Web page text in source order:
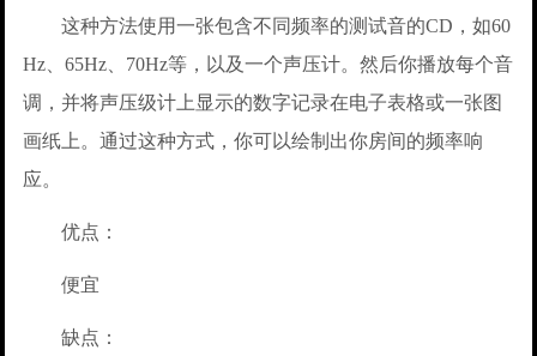
这种方法使用一张包含不同频率的测试音的CD，如60
Hz、65Hz、70Hz等，以及一个声压计。然后你播放每个音
调，并将声压级计上显示的数字记录在电子表格或一张图
画纸上。通过这种方式，你可以绘制出你房间的频率响
应。
优点：
便宜
缺点：